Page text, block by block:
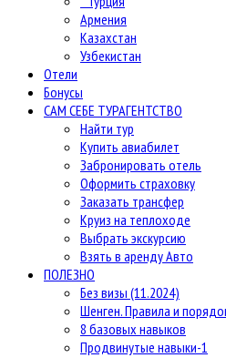
Армения
Казахстан
Узбекистан
Отели
Бонусы
САМ СЕБЕ ТУРАГЕНТСТВО
Найти тур
Купить авиабилет
Забронировать отель
Оформить страховку
Заказать трансфер
Круиз на теплоходе
Выбрать экскурсию
Взять в аренду Авто
ПОЛЕЗНО
Без визы (11.2024)
Шенген. Правила и
8 базовых навыков
Продвинутые навыки-1